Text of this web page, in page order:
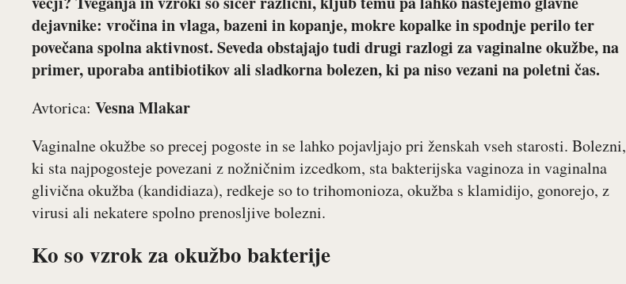
dejavnike: vročina in vlaga, bazeni in kopanje, mokre kopalke in spodnje perilo ter
povečana spolna aktivnost. Seveda obstajajo tudi drugi razlogi za vaginalne okužbe, na
primer, uporaba antibiotikov ali sladkorna bolezen, ki pa niso vezani na poletni čas.
Avtorica: Vesna Mlakar
Vaginalne okužbe so precej pogoste in se lahko pojavljajo pri ženskah vseh starosti. Bolezni,
ki sta najpogosteje povezani z nožničnim izcedkom, sta bakterijska vaginoza in vaginalna
glivična okužba (kandidiaza), redkeje so to trihomonioza, okužba s klamidijo, gonorejo, z
virusi ali nekatere spolno prenosljive bolezni.
Ko so vzrok za okužbo bakterije